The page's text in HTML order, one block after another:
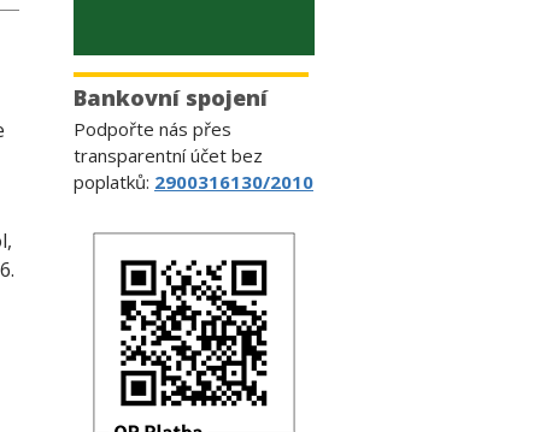
Bankovní spojení
Podpořte nás přes
transparentní účet bez
poplatků: 2900316130/2010